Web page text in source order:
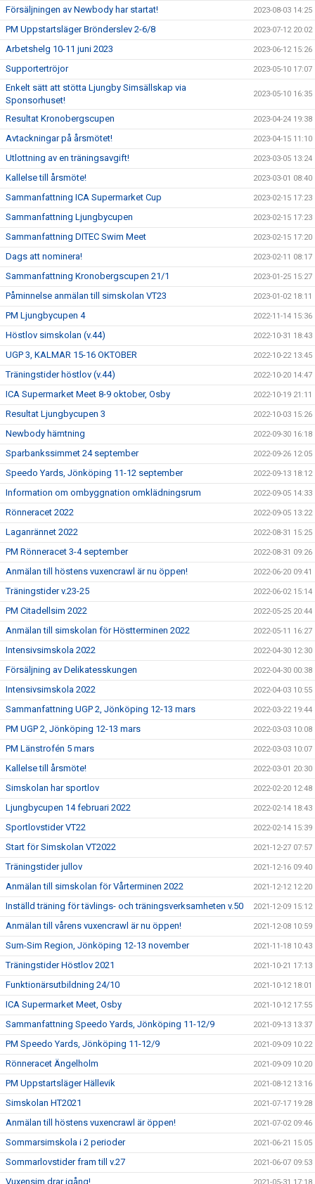
Försäljningen av Newbody har startat! 2023-08-03 14:25
PM Uppstartsläger Brönderslev 2-6/8 2023-07-12 20:02
Arbetshelg 10-11 juni 2023 2023-06-12 15:26
Supportertröjor 2023-05-10 17:07
Enkelt sätt att stötta Ljungby Simsällskap via
Sponsorhuset!
2023-05-10 16:35
Resultat Kronobergscupen 2023-04-24 19:38
Avtackningar på årsmötet! 2023-04-15 11:10
Utlottning av en träningsavgift! 2023-03-05 13:24
Kallelse till årsmöte! 2023-03-01 08:40
Sammanfattning ICA Supermarket Cup 2023-02-15 17:23
Sammanfattning Ljungbycupen 2023-02-15 17:23
Sammanfattning DITEC Swim Meet 2023-02-15 17:20
Dags att nominera! 2023-02-11 08:17
Sammanfattning Kronobergscupen 21/1 2023-01-25 15:27
Påminnelse anmälan till simskolan VT23 2023-01-02 18:11
PM Ljungbycupen 4 2022-11-14 15:36
Höstlov simskolan (v.44) 2022-10-31 18:43
UGP 3, KALMAR 15-16 OKTOBER 2022-10-22 13:45
Träningstider höstlov (v.44) 2022-10-20 14:47
ICA Supermarket Meet 8-9 oktober, Osby 2022-10-19 21:11
Resultat Ljungbycupen 3 2022-10-03 15:26
Newbody hämtning 2022-09-30 16:18
Sparbankssimmet 24 september 2022-09-26 12:05
Speedo Yards, Jönköping 11-12 september 2022-09-13 18:12
Information om ombyggnation omklädningsrum 2022-09-05 14:33
Rönneracet 2022 2022-09-05 13:22
Laganrännet 2022 2022-08-31 15:25
PM Rönneracet 3-4 september 2022-08-31 09:26
Anmälan till höstens vuxencrawl är nu öppen! 2022-06-20 09:41
Träningstider v.23-25 2022-06-02 15:14
PM Citadellsim 2022 2022-05-25 20:44
Anmälan till simskolan för Höstterminen 2022 2022-05-11 16:27
Intensivsimskola 2022 2022-04-30 12:30
Försäljning av Delikatesskungen 2022-04-30 00:38
Intensivsimskola 2022 2022-04-03 10:55
Sammanfattning UGP 2, Jönköping 12-13 mars 2022-03-22 19:44
PM UGP 2, Jönköping 12-13 mars 2022-03-03 10:08
PM Länstrofén 5 mars 2022-03-03 10:07
Kallelse till årsmöte! 2022-03-01 20:30
Simskolan har sportlov 2022-02-20 12:48
Ljungbycupen 14 februari 2022 2022-02-14 18:43
Sportlovstider VT22 2022-02-14 15:39
Start för Simskolan VT2022 2021-12-27 07:57
Träningstider jullov 2021-12-16 09:40
Anmälan till simskolan för Vårterminen 2022 2021-12-12 12:20
Inställd träning för tävlings- och träningsverksamheten v.50 2021-12-09 15:12
Anmälan till vårens vuxencrawl är nu öppen! 2021-12-08 10:59
Sum-Sim Region, Jönköping 12-13 november 2021-11-18 10:43
Träningstider Höstlov 2021 2021-10-21 17:13
Funktionärsutbildning 24/10 2021-10-12 18:01
ICA Supermarket Meet, Osby 2021-10-12 17:55
Sammanfattning Speedo Yards, Jönköping 11-12/9 2021-09-13 13:37
PM Speedo Yards, Jönköping 11-12/9 2021-09-09 10:22
Rönneracet Ängelholm 2021-09-09 10:20
PM Uppstartsläger Hällevik 2021-08-12 13:16
Simskolan HT2021 2021-07-17 19:28
Anmälan till höstens vuxencrawl är öppen! 2021-07-02 09:46
Sommarsimskola i 2 perioder 2021-06-21 15:05
Sommarlovstider fram till v.27 2021-06-07 09:53
Vuxensim drar igång!